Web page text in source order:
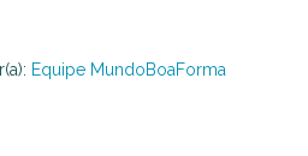
Equipe MundoBoaForma